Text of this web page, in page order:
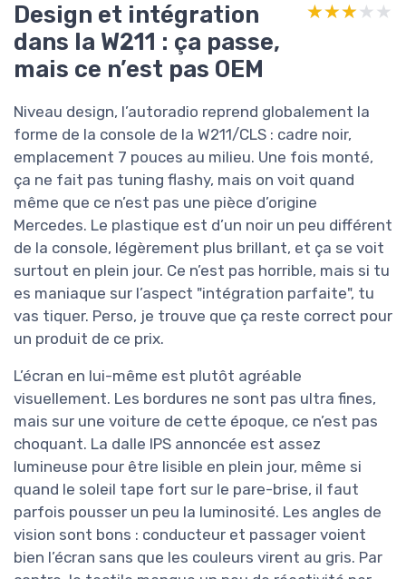
Design et intégration
dans la W211 : ça passe,
mais ce n’est pas OEM
★★★★★
★★★★★
Niveau design, l’autoradio reprend globalement la
forme de la console de la W211/CLS : cadre noir,
emplacement 7 pouces au milieu. Une fois monté,
ça ne fait pas tuning flashy, mais on voit quand
même que ce n’est pas une pièce d’origine
Mercedes. Le plastique est d’un noir un peu différent
de la console, légèrement plus brillant, et ça se voit
surtout en plein jour. Ce n’est pas horrible, mais si tu
es maniaque sur l’aspect "intégration parfaite", tu
vas tiquer. Perso, je trouve que ça reste correct pour
un produit de ce prix.
L’écran en lui-même est plutôt agréable
visuellement. Les bordures ne sont pas ultra fines,
mais sur une voiture de cette époque, ce n’est pas
choquant. La dalle IPS annoncée est assez
lumineuse pour être lisible en plein jour, même si
quand le soleil tape fort sur le pare-brise, il faut
parfois pousser un peu la luminosité. Les angles de
vision sont bons : conducteur et passager voient
bien l’écran sans que les couleurs virent au gris. Par